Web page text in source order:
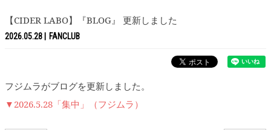
【CIDER LABO】『BLOG』 更新しました
2026.05.28 FANCLUB
フジムラがブログを更新しました。
▼2026.5.28「集中」（フジムラ）